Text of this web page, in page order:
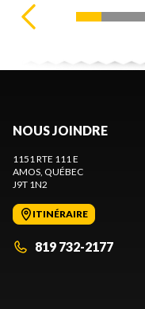
NOUS JOINDRE
1151 RTE 111 E
AMOS , QUÉBEC
J9T 1N2
ITINÉRAIRE
819 732-2177